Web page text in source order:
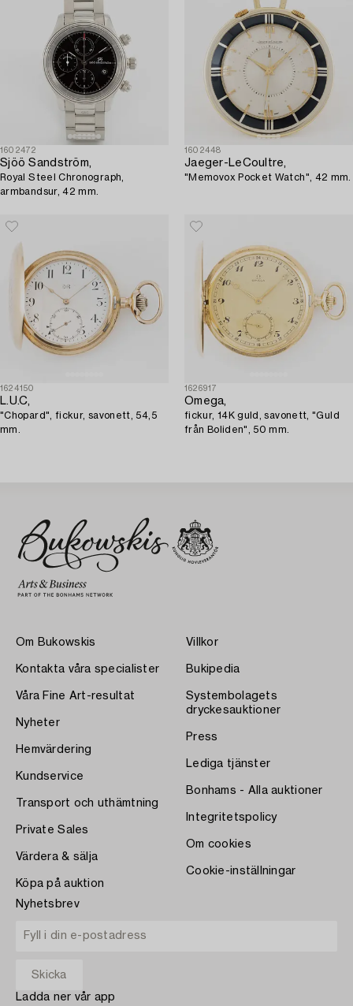
1602472
Sjöö Sandström,
Royal Steel Chronograph,
armbandsur, 42 mm.
1602448
Jaeger-LeCoultre,
"Memovox Pocket Watch", 42 mm.
1624150
L.U.C,
"Chopard", fickur, savonett, 54,5
mm.
1626917
Omega,
fickur, 14K guld, savonett, "Guld
från Boliden", 50 mm.
Om Bukowskis
Kontakta våra specialister
Våra Fine Art-resultat
Nyheter
Hemvärdering
Kundservice
Transport och uthämtning
Private Sales
Värdera & sälja
Köpa på auktion
Villkor
Bukipedia
Systembolagets
dryckesauktioner
Press
Lediga tjänster
Bonhams - Alla auktioner
Integritetspolicy
Om cookies
Cookie-inställningar
Nyhetsbrev
Ladda ner vår app